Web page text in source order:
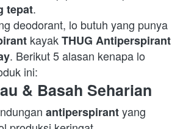
tepat.
deodorant, lo butuh yang punya
kayak THUG Antiperspirant
. Berikut 5 alasan kenapa lo
ini:
& Basah Seharian
antiperspirant yang